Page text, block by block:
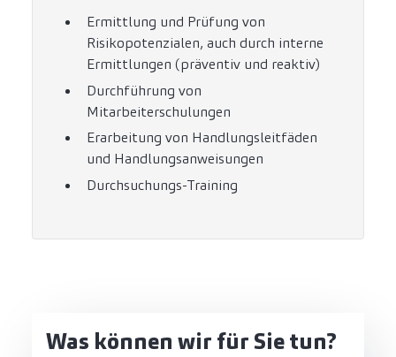
Ermittlung und Prüfung von
Risikopotenzialen, auch durch interne
Ermittlungen (präventiv und reaktiv)
Durchführung von
Mitarbeiterschulungen
Erarbeitung von Handlungsleitfäden
und Handlungsanweisungen
Durchsuchungs-Training
Was können wir für Sie tun?